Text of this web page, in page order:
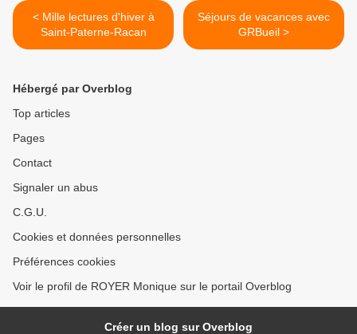
< Mille lectures d'hiver à
Saint-Paterne-Racan
Séjours de vacances avec
GRBueil >
Hébergé par Overblog
Top articles
Pages
Contact
Signaler un abus
C.G.U.
Cookies et données personnelles
Préférences cookies
Voir le profil de ROYER Monique sur le portail Overblog
Créer un blog sur Overblog